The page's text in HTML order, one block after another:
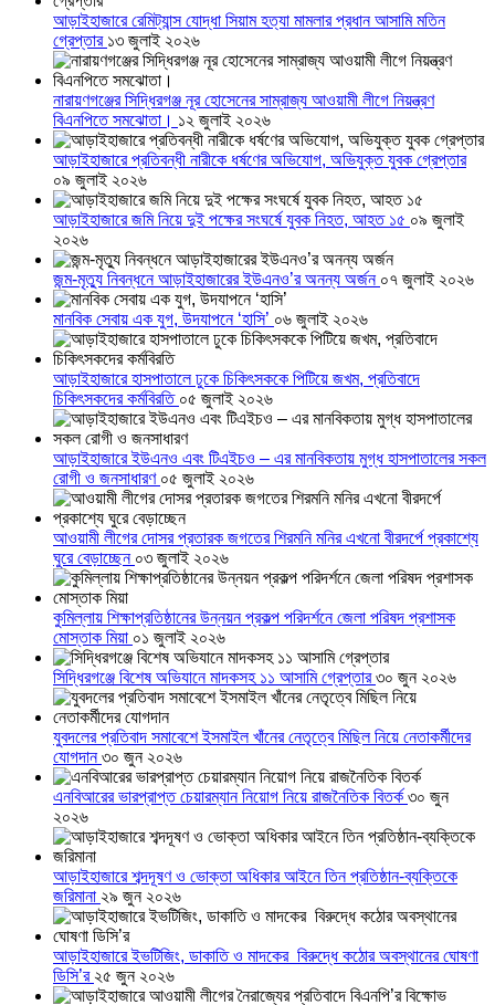
আড়াইহাজারে রেমিট্যান্স যোদ্ধা সিয়াম হত্যা মামলার প্রধান আসামি মতিন
গ্রেপ্তার ১৩ জুলাই ২০২৬
নারায়ণগঞ্জের সিদ্ধিরগঞ্জ নূর হোসেনের সাম্রাজ্য আওয়ামী লীগে নিয়ন্ত্রণ
বিএনপিতে সমঝোতা। ১২ জুলাই ২০২৬
আড়াইহাজারে প্রতিবন্ধী নারীকে ধর্ষণের অভিযোগ, অভিযুক্ত যুবক গ্রেপ্তার
০৯ জুলাই ২০২৬
আড়াইহাজারে জমি নিয়ে দুই পক্ষের সংঘর্ষে যুবক নিহত, আহত ১৫ ০৯ জুলাই
২০২৬
জন্ম-মৃত্যু নিবন্ধনে আড়াইহাজারের ইউএনও’র অনন্য অর্জন ০৭ জুলাই ২০২৬
মানবিক সেবায় এক যুগ, উদযাপনে ‘হাসি’ ০৬ জুলাই ২০২৬
আড়াইহাজারে হাসপাতালে ঢুকে চিকিৎসককে পিটিয়ে জখম, প্রতিবাদে
চিকিৎসকদের কর্মবিরতি ০৫ জুলাই ২০২৬
আড়াইহাজারে ইউএনও এবং টিএইচও – এর মানবিকতায় মুগ্ধ হাসপাতালের সকল
রোগী ও জনসাধারণ ০৫ জুলাই ২০২৬
আওয়ামী লীগের দোসর প্রতারক জগতের শিরমনি মনির এখনো বীরদর্পে প্রকাশ্যে
ঘুরে বেড়াচ্ছেন ০৩ জুলাই ২০২৬
কুমিল্লায় শিক্ষাপ্রতিষ্ঠানের উন্নয়ন প্রকল্প পরিদর্শনে জেলা পরিষদ প্রশাসক
মোস্তাক মিয়া ০১ জুলাই ২০২৬
সিদ্ধিরগঞ্জে বিশেষ অভিযানে মাদকসহ ১১ আসামি গ্রেপ্তার৩০ জুন ২০২৬
যুবদলের প্রতিবাদ সমাবেশে ইসমাইল খাঁনের নেতৃত্বে মিছিল নিয়ে নেতাকর্মীদের
যোগদান৩০ জুন ২০২৬
এনবিআরের ভারপ্রাপ্ত চেয়ারম্যান নিয়োগ নিয়ে রাজনৈতিক বিতর্ক ৩০ জুন
২০২৬
আড়াইহাজারে শব্দদূষণ ও ভোক্তা অধিকার আইনে তিন প্রতিষ্ঠান-ব্যক্তিকে
জরিমানা ২৯ জুন ২০২৬
আড়াইহাজারে ইভটিজিং, ডাকাতি ও মাদকের বিরুদ্ধে কঠোর অবস্থানের ঘোষণা
ডিসি’র ২৫ জুন ২০২৬